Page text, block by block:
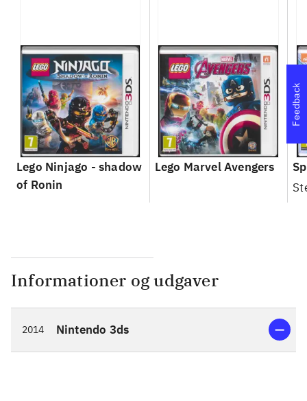
Lego Ninjago - shadow
of Ronin
Lego Marvel Avengers
Informationer og udgaver
2014 Nintendo 3ds
Feedback